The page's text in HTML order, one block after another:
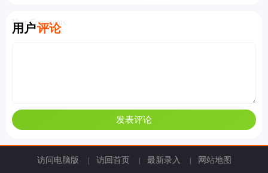
用户评论
User Comments
访问电脑版 | 访回首页 | 最新录入 | 网站地图